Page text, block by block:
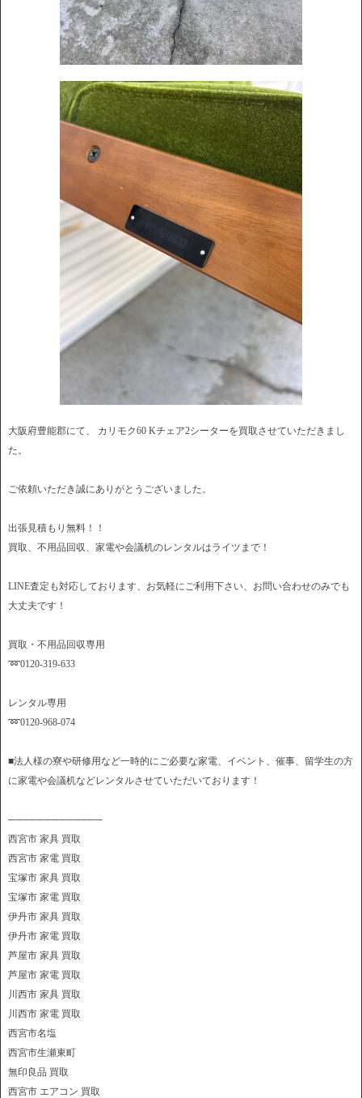
大阪府豊能郡にて、 カリモク60 Kチェア2シーターを買取させていただきまし
た。
ご依頼いただき誠にありがとうございました。
出張見積もり無料！！
買取、不用品回収、家電や会議机のレンタルはライツまで！
LINE査定も対応しております、お気軽にご利用下さい、お問い合わせのみでも
大丈夫です！
買取・不用品回収専用
➿0120-319-633
レンタル専用
➿0120-968-074
■法人様の寮や研修用など一時的にご必要な家電、イベント、催事、留学生の方
に家電や会議机などレンタルさせていただいております！
─────────────
西宮市 家具 買取
西宮市 家電 買取
宝塚市 家具 買取
宝塚市 家電 買取
伊丹市 家具 買取
伊丹市 家電 買取
芦屋市 家具 買取
芦屋市 家電 買取
川西市 家具 買取
川西市 家電 買取
西宮市名塩
西宮市生瀬東町
無印良品 買取
西宮市 エアコン 買取